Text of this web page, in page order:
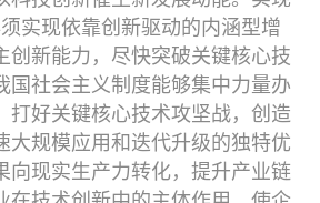
实现依靠创新驱动的内涵型增
创新能力，尽快突破关键核心技
国社会主义制度能够集中力量办
打好关键核心技术攻坚战，创造
大规模应用和迭代升级的独特优
向现实生产力转化，提升产业链